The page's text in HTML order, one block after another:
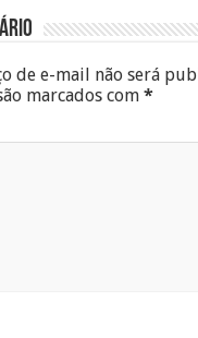
de e-mail não será
marcados com*